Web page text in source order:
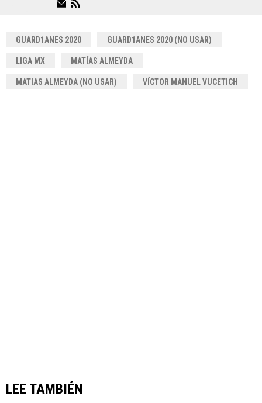
GUARD1ANES 2020 GUARD1ANES 2020 (NO USAR)
LIGA MX MATÍAS ALMEYDA
MATIAS ALMEYDA (NO USAR) VÍCTOR MANUEL VUCETICH
LEE TAMBIÉN